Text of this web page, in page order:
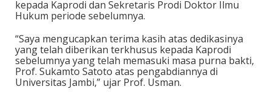
kepada Kaprodi dan Sekretaris Prodi Doktor Ilmu
Hukum periode sebelumnya.
“Saya mengucapkan terima kasih atas dedikasinya
yang telah diberikan terkhusus kepada Kaprodi
sebelumnya yang telah memasuki masa purna bakti,
Prof. Sukamto Satoto atas pengabdiannya di
Universitas Jambi,” ujar Prof. Usman.